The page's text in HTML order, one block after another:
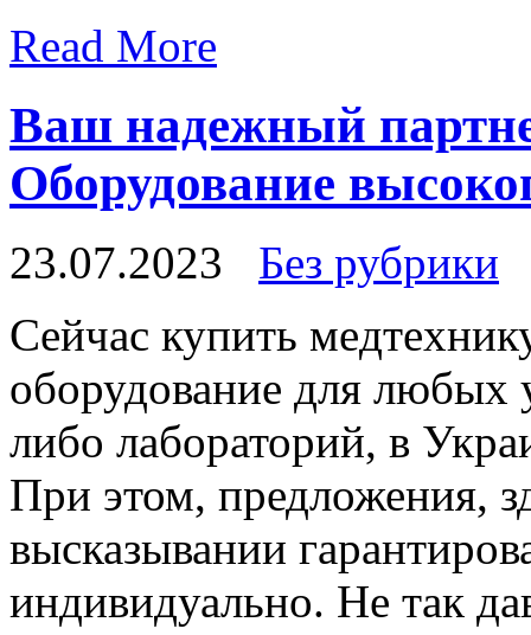
Read More
Ваш надежный
Оборудование
23.07.2023
Без рубрики
Сeйчaс купить
оборудование для любых
либо лабораторий, в
При этом, предложения,
высказывании
индивидуально. Не так